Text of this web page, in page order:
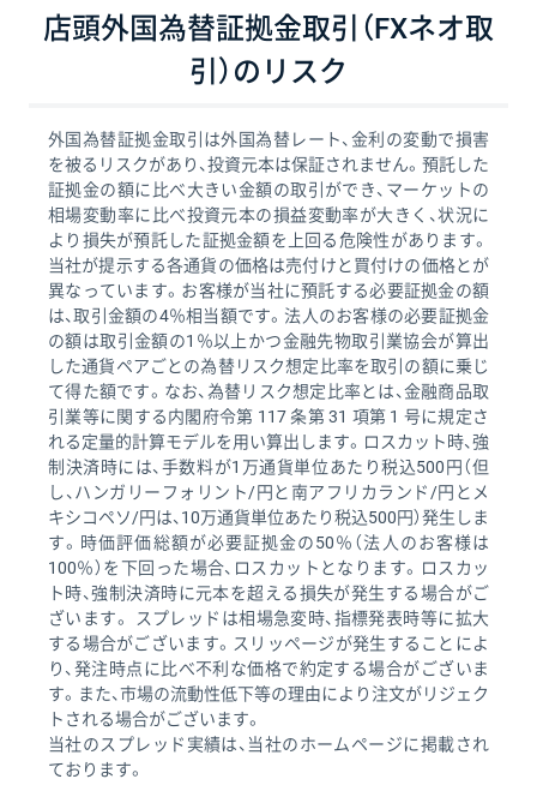
店頭外国為替証拠金取引（FXネオ取
引）のリスク
外国為替証拠金取引は外国為替レート、金利の変動で損害
を被るリスクがあり、投資元本は保証されません。預託した
証拠金の額に比べ大きい金額の取引ができ、マーケットの
相場変動率に比べ投資元本の損益変動率が大きく、状況に
より損失が預託した証拠金額を上回る危険性があります。
当社が提示する各通貨の価格は売付けと買付けの価格とが
異なっています。お客様が当社に預託する必要証拠金の額
は、取引金額の4％相当額です。法人のお客様の必要証拠金
の額は取引金額の1％以上かつ金融先物取引業協会が算出
した通貨ペアごとの為替リスク想定比率を取引の額に乗じ
て得た額です。なお、為替リスク想定比率とは、金融商品取
引業等に関する内閣府令第 117 条第 31 項第 1 号に規定さ
れる定量的計算モデルを用い算出します。ロスカット時、強
制決済時には、手数料が1万通貨単位あたり税込500円（但
し、ハンガリーフォリント/円と南アフリカランド/円とメ
キシコペソ/円は、10万通貨単位あたり税込500円）発生しま
す。時価評価総額が必要証拠金の50％（法人のお客様は
100％）を下回った場合、ロスカットとなります。ロスカッ
ト時、強制決済時に元本を超える損失が発生する場合がご
ざいます。 スプレッドは相場急変時、指標発表時等に拡大
する場合がございます。スリッページが発生することによ
り、発注時点に比べ不利な価格で約定する場合がございま
す。また、市場の流動性低下等の理由により注文がリジェク
トされる場合がございます。
当社のスプレッド実績は、当社のホームページに掲載され
ております。